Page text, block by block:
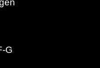
G